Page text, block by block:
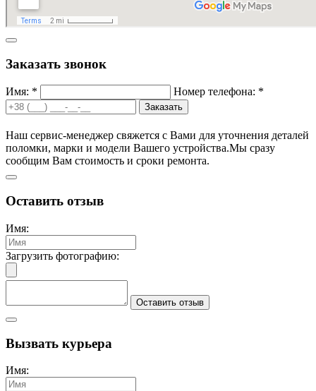
Заказать звонок
Имя: * Номер телефона: *
Заказать
Наш сервис-менеджер свяжется с Вами для уточнения деталей
поломки, марки и модели Вашего устройства.Мы сразу
сообщим Вам стоимость и сроки ремонта.
Оставить отзыв
Имя:
Загрузить фотографию:
Оставить отзыв
Вызвать курьера
Имя: